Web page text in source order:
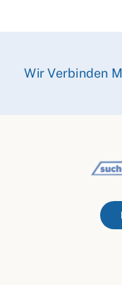
Wir Verbinden